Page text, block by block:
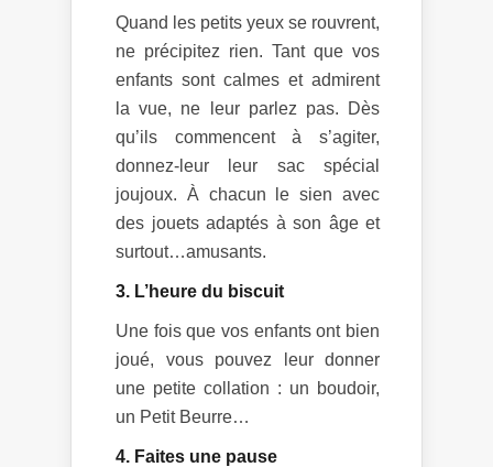
Quand les petits yeux se rouvrent,
ne précipitez rien. Tant que vos
enfants sont calmes et admirent
la vue, ne leur parlez pas. Dès
qu’ils commencent à s’agiter,
donnez-leur leur sac spécial
joujoux. À chacun le sien avec
des jouets adaptés à son âge et
surtout…amusants.
3. L’heure du biscuit
Une fois que vos enfants ont bien
joué, vous pouvez leur donner
une petite collation : un boudoir,
un Petit Beurre…
4. Faites une pause